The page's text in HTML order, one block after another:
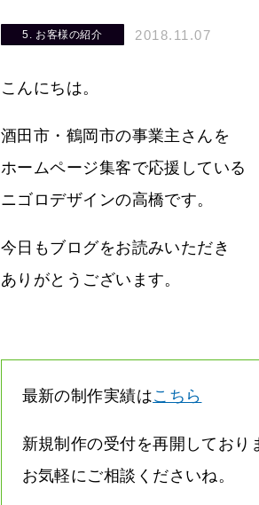
5. お客様の紹介 2018.11.07
こんにちは。
酒田市・鶴岡市の事業主さんを
ホームページ集客で応援している
ニゴロデザインの高橋です。
今日もブログをお読みいただき
ありがとうございます。
最新の制作実績はこちら
新規制作の受付を再開しており
お気軽にご相談くださいね。